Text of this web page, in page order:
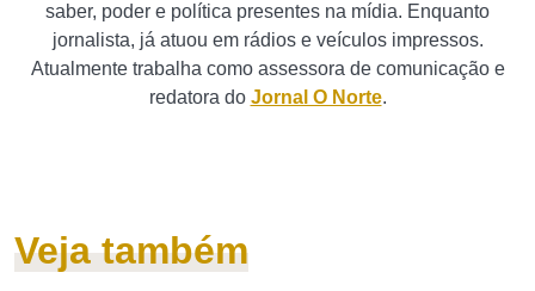
saber, poder e política presentes na mídia. Enquanto
jornalista, já atuou em rádios e veículos impressos.
Atualmente trabalha como assessora de comunicação e
redatora do Jornal O Norte.
Veja também